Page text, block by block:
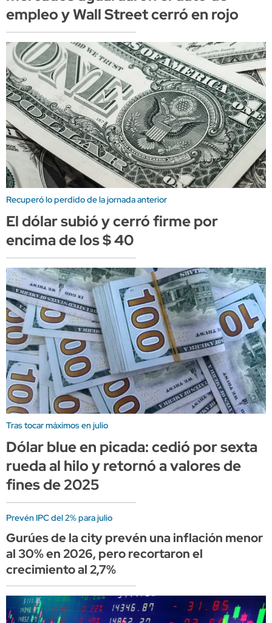
empleo y Wall Street cerró en rojo
Recuperó lo perdido de la jornada anterior
El dólar subió y cerró firme por
encima de los $ 40
Tras tocar máximos en julio
Dólar blue en picada: cedió por sexta
rueda al hilo y retornó a valores de
fines de 2025
Prevén IPC del 2% para julio
Gurúes de la city prevén una inflación menor
al 30% en 2026, pero recortaron el
crecimiento al 2,7%